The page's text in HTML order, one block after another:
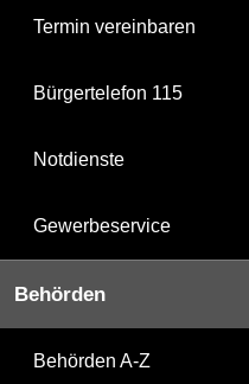
Termin vereinbaren
Bürgertelefon 115
Notdienste
Gewerbeservice
Behörden
Behörden A-Z